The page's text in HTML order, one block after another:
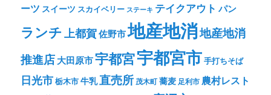
ーツ スイーツ スカイベリー ステーキ テイクアウト パン
ランチ上都賀佐野市地産地消地産地消
推進店大田原市宇都宮宇都宮市手打ちそば
日光市栃木市牛乳直売所茂木町蕎麦足利市 農村レスト